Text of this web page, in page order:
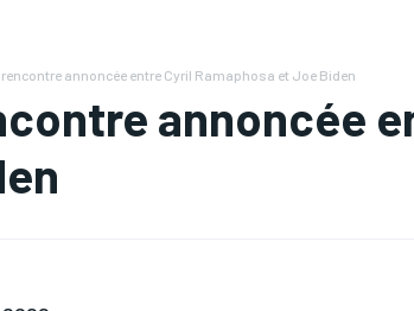
rencontre annoncée entre Cyril Ramaphosa et Joe Biden
annoncée